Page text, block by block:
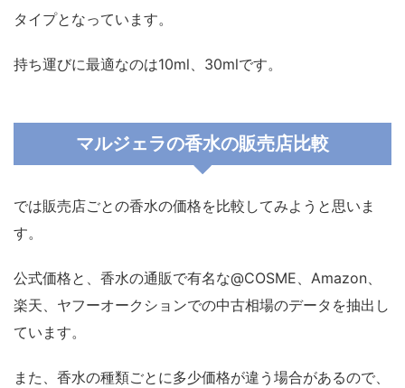
タイプとなっています。
持ち運びに最適なのは10ml、30mlです。
マルジェラの香水の販売店比較
では販売店ごとの香水の価格を比較してみようと思いま
す。
公式価格と、香水の通販で有名な@COSME、Amazon、
楽天、ヤフーオークションでの中古相場のデータを抽出し
ています。
また、香水の種類ごとに多少価格が違う場合があるので、